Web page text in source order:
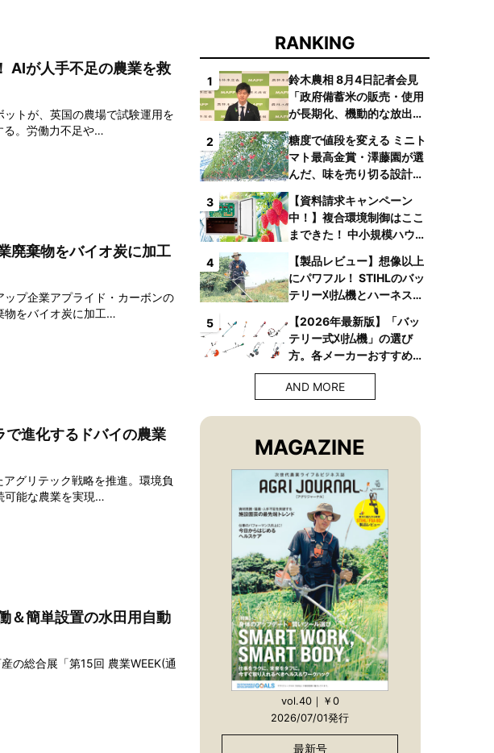
AIが人手不足の農業を救
トが、英国の農場で試験運用を
る。労働力不足や…
廃棄物をバイオ炭に加工
プ企業アプライド・カーボンの
物をバイオ炭に加工…
で進化するドバイの農業
グリテック戦略を推進。環境負
可能な農業を実現…
＆簡単設置の水田用自動
の総合展「第15回 農業WEEK(通
RANKING
1
鈴木農相 8月4日記者会見
「政府備蓄米の販売・使用
が長期化、機動的な放出体
2
糖度で値段を変える ミニト
マト最高金賞・澤藤園が選
んだ、味を売り切る設計と
3
【資料請求キャンペーン
中！】複合環境制御はここ
まできた！ 中小規模ハウス
複合環境制御装置が誕生
4
【製品レビュー】想像以上
にパワフル！ STIHLのバッ
テリー刈払機とハーネス
へ
5
【2026年最新版】「バッ
テリー式刈払機」の選び
方。各メーカーおすすめ機
種はコレ！
AND MORE
MAGAZINE
vol.40｜￥0
2026/07/01発行
最新号